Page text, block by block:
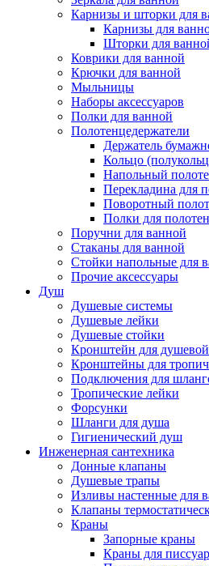
Карнизы и шторки для
Карнизы для
Шторки для
Коврики для ванной
Крючки для ванной
Мыльницы
Наборы аксессуаров
Полки для ванной
Полотенцедержатели
Держатель
Кольцо
Напольный
Перекладина для
Поворотный
Полки для
Поручни для ванной
Стаканы для ванной
Стойки напольные для
Прочие аксессуары
Душ
Душевые системы
Душевые лейки
Душевые стойки
Кронштейн для
Кронштейны для
Подключения для
Тропические лейки
Форсунки
Шланги для душа
Гигиенический душ
Инженерная сантехника
Донные клапаны
Душевые трапы
Изливы настенные для
Клапаны
Краны
Запорные краны
Краны для